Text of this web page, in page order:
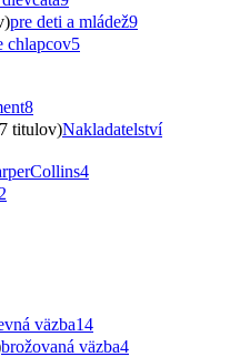
pre deti a mládež9
chlapcov5
8
titulov)Nakladatelství
4
2
väzba14
brožovaná väzba4